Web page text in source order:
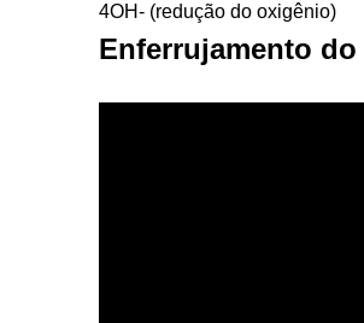
4OH- (redução do oxigênio)
Enferrujamento do